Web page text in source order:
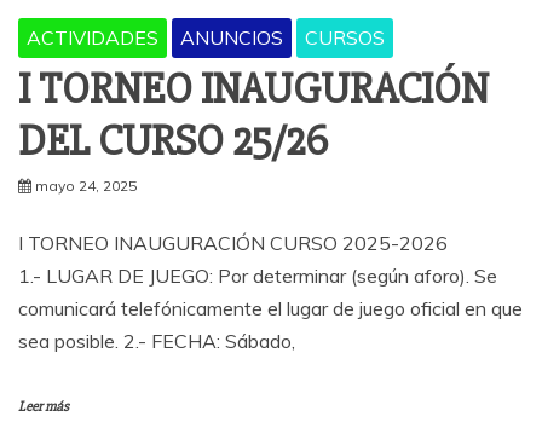
ACTIVIDADES ANUNCIOS CURSOS
I TORNEO INAUGURACIÓN
DEL CURSO 25/26
mayo 24, 2025
I TORNEO INAUGURACIÓN CURSO 2025-2026
1.- LUGAR DE JUEGO: Por determinar (según aforo). Se
comunicará telefónicamente el lugar de juego oficial en que
sea posible. 2.- FECHA: Sábado,
Leer más